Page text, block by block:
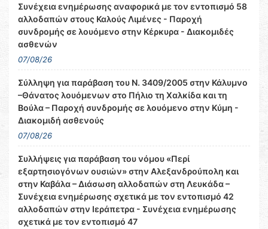
Συνέχεια ενημέρωσης αναφορικά με τον εντοπισμό 58
αλλοδαπών στους Καλούς Λιμένες - Παροχή
συνδρομής σε λουόμενο στην Κέρκυρα - Διακομιδές
ασθενών
07/08/26
Σύλληψη για παράβαση του Ν. 3409/2005 στην Κάλυμνο
–Θάνατος λουόμενων στο Πήλιο τη Χαλκίδα και τη
Βούλα – Παροχή συνδρομής σε λουόμενο στην Κύμη -
Διακομιδή ασθενούς
07/08/26
Συλλήψεις για παράβαση του νόμου «Περί
εξαρτησιογόνων ουσιών» στην Αλεξανδρούπολη και
στην Καβάλα – Διάσωση αλλοδαπών στη Λευκάδα –
Συνέχεια ενημέρωσης σχετικά με τον εντοπισμό 42
αλλοδαπών στην Ιεράπετρα - Συνέχεια ενημέρωσης
σχετικά με τον εντοπισμό 47